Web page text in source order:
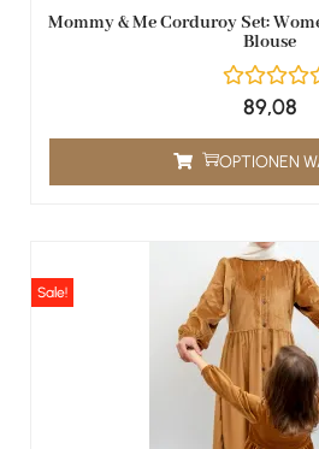
Mommy & Me Corduroy Set:
Blouse
89,08
OPTIONEN
Sale!